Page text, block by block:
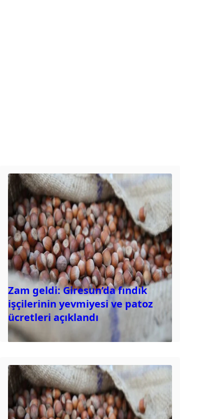
Zam geldi: Giresun’da fındık
işçilerinin yevmiyesi ve patoz
ücretleri açıklandı